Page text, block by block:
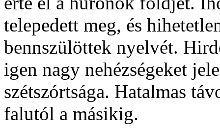
telepedett meg, és
bennszülöttek nyelvét.
igen nagy nehézségeket
szétszórtsága. Hatalmas
falutól a másikig.